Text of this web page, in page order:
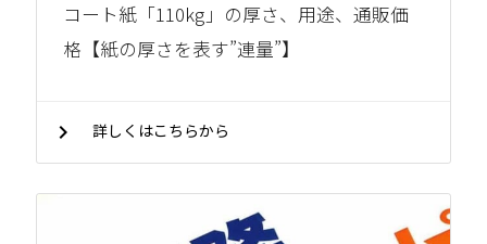
コート紙「110kg」の厚さ、用途、通販価
格【紙の厚さを表す”連量”】
詳しくはこちらから
chevron_right